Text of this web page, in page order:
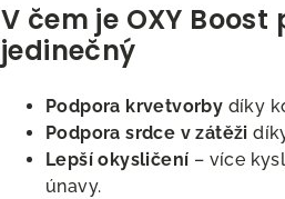
V čem je OXY
jedinečný
Podpora krvetvorby díky
Podpora srdce v zátěži
Lepší okysličení – více
únavy.